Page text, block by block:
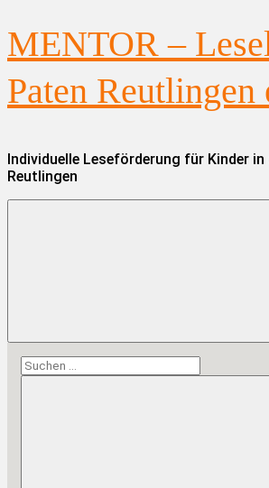
MENTOR –
Paten Reutlingen
Individuelle Leseförderung für Kinder in
Reutlingen
Suchen
nach: